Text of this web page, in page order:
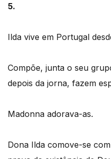
5.
Ilda vive em Portugal
Compõe, junta o seu
depois da jorna, fazem
Madonna adorava-as.
Dona Ilda comove-se